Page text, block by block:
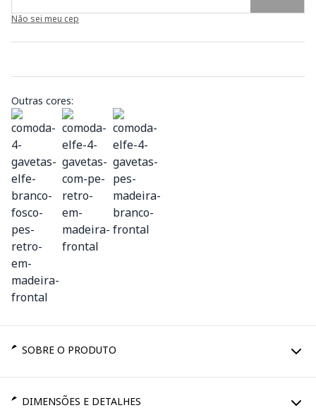
Não sei meu cep
Outras cores:
SOBRE O PRODUTO
DIMENSÕES E DETALHES